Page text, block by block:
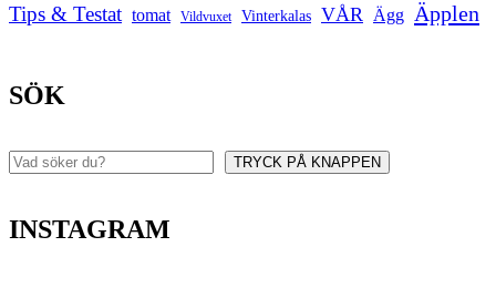
Tips & Testat tomat Vildvuxet Vinterkalas VÅR Ägg Äpplen
SÖK
Sök TRYCK PÅ KNAPPEN
INSTAGRAM